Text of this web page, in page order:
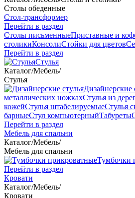
Столы обеденные
Стол-трансформер
Перейти в раздел
Столы письменныеПриставные и
столикиКонсолиСтойки для цветов
Перейти в раздел
Стулья
Каталог/Мебель/
Стулья
Дизайнерские
металлических ножкахСтулья из
кожейСтулья штабелируемыеСтулья
барныеСтул компьютерныйТабуреты
Перейти в раздел
Мебель для спальни
Каталог/Мебель/
Мебель для спальни
Тумбочки
Перейти в раздел
Кровати
Каталог/Мебель/
Кровати